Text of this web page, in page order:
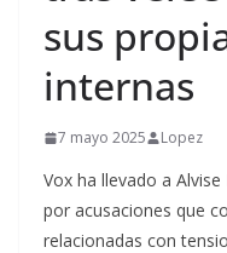
sus
internas
7 mayo 2025 Lopez
Vox ha llevado a
por acusaciones que
relacionadas con